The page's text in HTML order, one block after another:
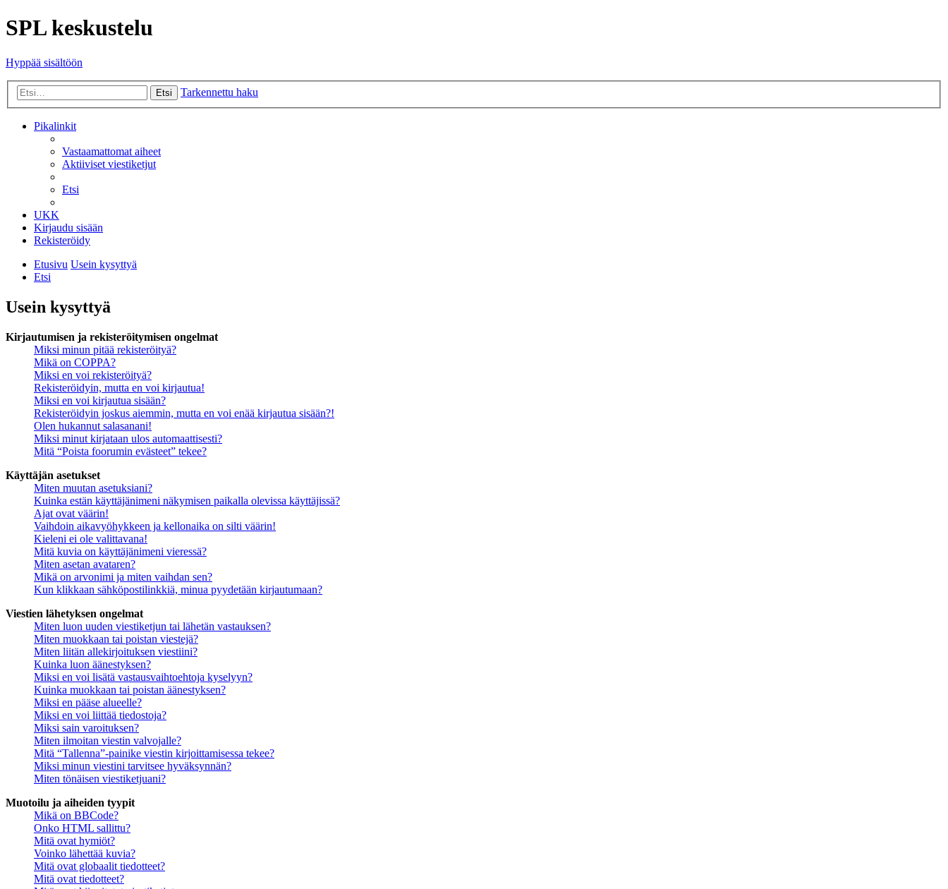
SPL keskustelu
Hyppää sisältöön
Etsi Tarkennettu haku
Pikalinkit
Vastaamattomat aiheet
Aktiiviset viestiketjut
Etsi
UKK
Kirjaudu sisään
Rekisteröidy
Etusivu Usein kysyttyä
Etsi
Usein kysyttyä
Kirjautumisen ja rekisteröitymisen ongelmat
Miksi minun pitää rekisteröityä?
Mikä on COPPA?
Miksi en voi rekisteröityä?
Rekisteröidyin, mutta en voi kirjautua!
Miksi en voi kirjautua sisään?
Rekisteröidyin joskus aiemmin, mutta en voi enää kirjautua sisään?!
Olen hukannut salasanani!
Miksi minut kirjataan ulos automaattisesti?
Mitä “Poista foorumin evästeet” tekee?
Käyttäjän asetukset
Miten muutan asetuksiani?
Kuinka estän käyttäjänimeni näkymisen paikalla olevissa käyttäjissä?
Ajat ovat väärin!
Vaihdoin aikavyöhykkeen ja kellonaika on silti väärin!
Kieleni ei ole valittavana!
Mitä kuvia on käyttäjänimeni vieressä?
Miten asetan avataren?
Mikä on arvonimi ja miten vaihdan sen?
Kun klikkaan sähköpostilinkkiä, minua pyydetään kirjautumaan?
Viestien lähetyksen ongelmat
Miten luon uuden viestiketjun tai lähetän vastauksen?
Miten muokkaan tai poistan viestejä?
Miten liitän allekirjoituksen viestiini?
Kuinka luon äänestyksen?
Miksi en voi lisätä vastausvaihtoehtoja kyselyyn?
Kuinka muokkaan tai poistan äänestyksen?
Miksi en pääse alueelle?
Miksi en voi liittää tiedostoja?
Miksi sain varoituksen?
Miten ilmoitan viestin valvojalle?
Mitä “Tallenna”-painike viestin kirjoittamisessa tekee?
Miksi minun viestini tarvitsee hyväksynnän?
Miten tönäisen viestiketjuani?
Muotoilu ja aiheiden tyypit
Mikä on BBCode?
Onko HTML sallittu?
Mitä ovat hymiöt?
Voinko lähettää kuvia?
Mitä ovat globaalit tiedotteet?
Mitä ovat tiedotteet?